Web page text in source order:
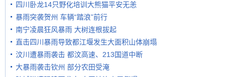
四川卧龙14只野化培训大熊猫平安无恙
暴雨突袭贺州 车辆“踏浪”前行
南宁凌晨狂风暴雨 大树连根拔起
直击四川暴雨导致都江堰发生大面积山体崩塌
汶川遭暴雨袭击 都汶高速、213国道中断
大暴雨袭击钦州 部分农田受淹